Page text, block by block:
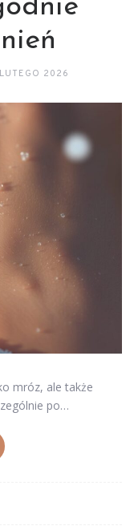
2026
mróz, ale także
po…